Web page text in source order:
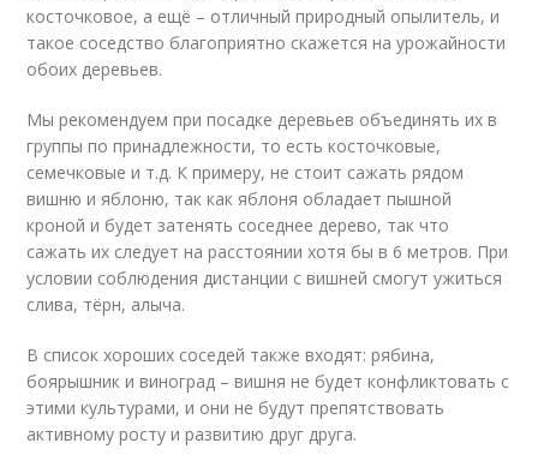
косточковое, а ещё – отличный природный опылитель, и
такое соседство благоприятно скажется на урожайности
обоих деревьев.
Мы рекомендуем при посадке деревьев объединять их в
группы по принадлежности, то есть косточковые,
семечковые и т.д. К примеру, не стоит сажать рядом
вишню и яблоню, так как яблоня обладает пышной
кроной и будет затенять соседнее дерево, так что
сажать их следует на расстоянии хотя бы в 6 метров. При
условии соблюдения дистанции с вишней смогут ужиться
слива, тёрн, алыча.
В список хороших соседей также входят: рябина,
боярышник и виноград – вишня не будет конфликтовать с
этими культурами, и они не будут препятствовать
активному росту и развитию друг друга.